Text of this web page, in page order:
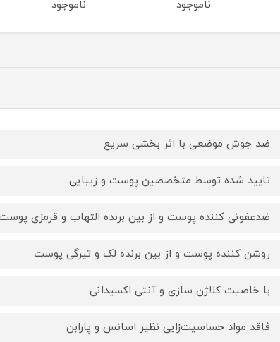
ناموجود ناموجود
ضد جوش موضعی با اثر بخشی سریع
تایید شده توسط متخصصین پوست و زیبایی
ضدعفونی کننده پوست و از بین برنده التهاب و قرمزی
روشن کننده پوست و از بین برنده لک و تیرگی پوست
با خاصیت کلاژن سازی و آنتی اکسیدانی
فاقد مواد حساسیت‌زایی نظیر اسانس و پارابن